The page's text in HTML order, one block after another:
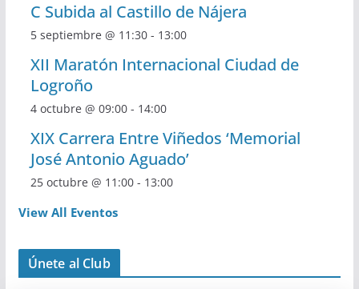
C Subida al Castillo de Nájera
5 septiembre @ 11:30- 13:00
XII Maratón Internacional Ciudad de
Logroño
4 octubre @ 09:00- 14:00
XIX Carrera Entre Viñedos ‘Memorial
José Antonio Aguado’
25 octubre @ 11:00- 13:00
View All Eventos
Únete al Club